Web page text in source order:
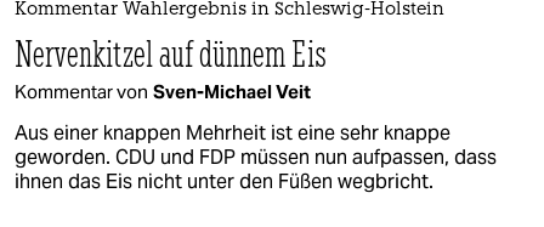
Kommentar Wahlergebnis in Schleswig-Holstein
Nervenkitzel auf dünnem Eis
Kommentar von Sven-Michael Veit
Aus einer knappen Mehrheit ist eine sehr knappe
geworden. CDU und FDP müssen nun aufpassen, dass
ihnen das Eis nicht unter den Füßen wegbricht.